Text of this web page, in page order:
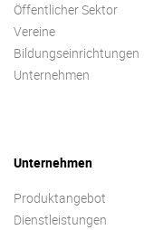
Öffentlicher Sektor
Vereine
Bildungseinrichtungen
Unternehmen
Unternehmen
Produktangebot
Dienstleistungen